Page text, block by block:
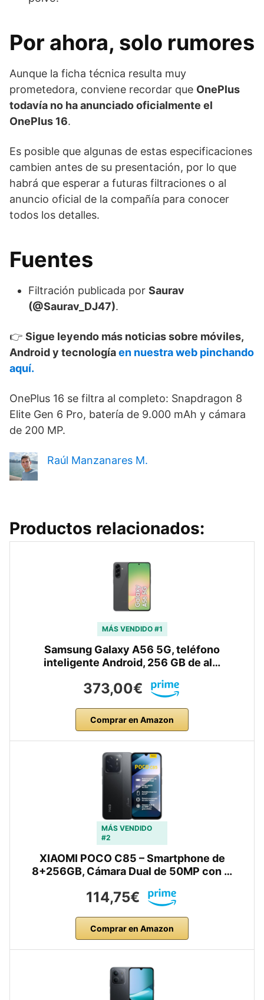
Por ahora, solo rumores
Aunque la ficha técnica resulta muy
prometedora, conviene recordar que OnePlus
todavía no ha anunciado oficialmente el
OnePlus 16.
Es posible que algunas de estas especificaciones
cambien antes de su presentación, por lo que
habrá que esperar a futuras filtraciones o al
anuncio oficial de la compañía para conocer
todos los detalles.
Fuentes
Filtración publicada por Saurav
(@Saurav_DJ47).
👉 Sigue leyendo más noticias sobre móviles,
Android y tecnologíaen nuestra web pinchando
aquí.
OnePlus 16 se filtra al completo: Snapdragon 8
Elite Gen 6 Pro, batería de 9.000 mAh y cámara
de 200 MP.
Raúl Manzanares M.
Productos relacionados:
MÁS VENDIDO #1
Samsung Galaxy A56 5G, teléfono
inteligente Android, 256 GB de al…
373,00€
Comprar en Amazon
MÁS VENDIDO
#2
XIAOMI POCO C85 – Smartphone de
8+256GB, Cámara Dual de 50MP con …
114,75€
Comprar en Amazon